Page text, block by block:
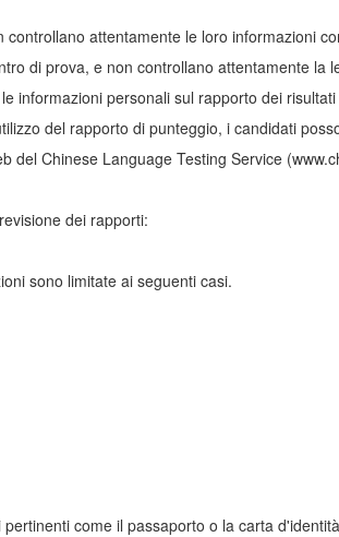
attentamente le loro informazioni
di prova, e non controllano attentamente la
informazioni personali sul rapporto dei
del rapporto di punteggio, i candidati
del Chinese Language Testing Service
dei rapporti:
sono limitate ai seguenti casi.
come il passaporto o la carta